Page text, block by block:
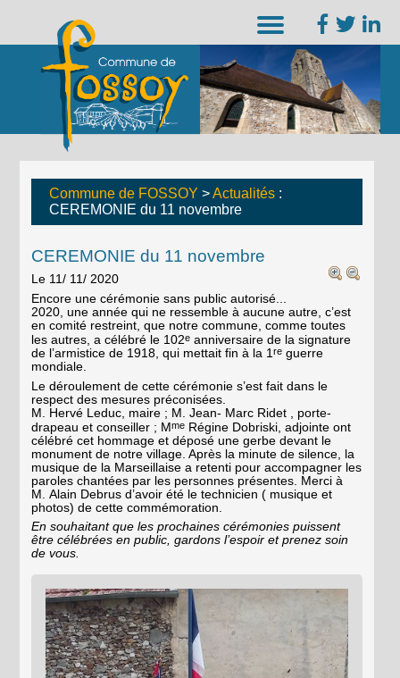
Commune de FOSSOY >Actualités:
CEREMONIE du 11 novembre
CEREMONIE du 11 novembre
Le 11/ 11/ 2020
Encore une cérémonie sans public autorisé...
2020, une année qui ne ressemble à aucune autre, c’est
en comité restreint, que notre commune, comme toutes
les autres, a célébré le 102eanniversaire de la signature
de l’armistice de 1918, qui mettait fin à la 1reguerre
mondiale.
Le déroulement de cette cérémonie s’est fait dans le
respect des mesures préconisées.
M. Hervé Leduc, maire ; M. Jean- Marc Ridet , porte-
drapeau et conseiller ; MmeRégine Dobriski, adjointe ont
célébré cet hommage et déposé une gerbe devant le
monument de notre village. Après la minute de silence, la
musique de la Marseillaise a retenti pour accompagner les
paroles chantées par les personnes présentes. Merci à
M. Alain Debrus d’avoir été le technicien ( musique et
photos) de cette commémoration.
En souhaitant que les prochaines cérémonies puissent
être célébrées en public, gardons l’espoir et prenez soin
de vous.